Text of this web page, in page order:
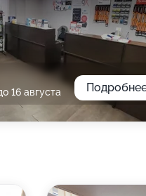
16 августа